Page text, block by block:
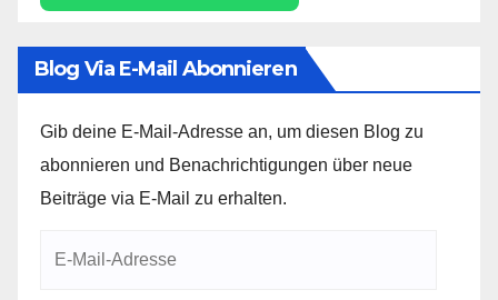
Blog Via E-Mail Abonnieren
Gib deine E-Mail-Adresse an, um diesen Blog zu
abonnieren und Benachrichtigungen über neue
Beiträge via E-Mail zu erhalten.